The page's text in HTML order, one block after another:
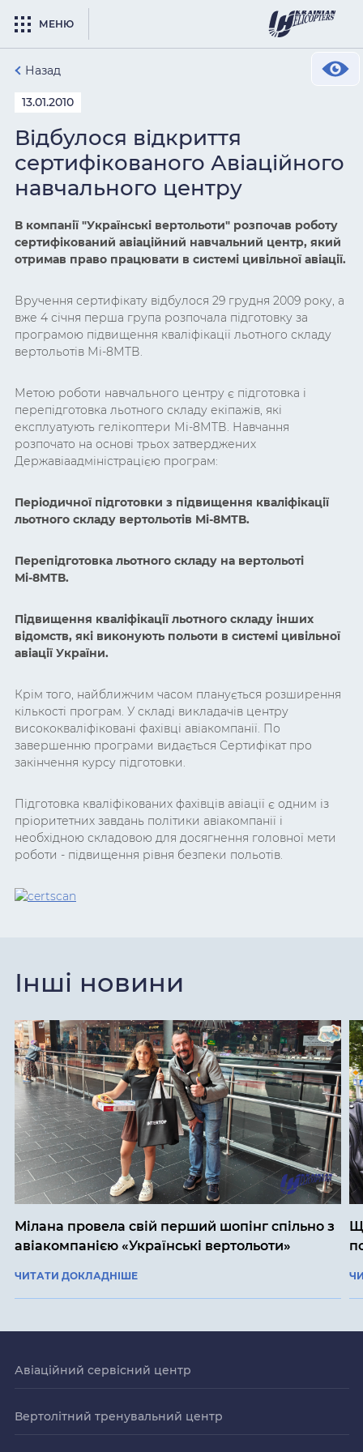
МЕНЮ
Назад
13.01.2010
Відбулося відкриття
сертифікованого Авіаційного
навчального центру
В компанії "Українські вертольоти" розпочав роботу
сертифікований авіаційний навчальний центр, який
отримав право працювати в системі цивільної авіації.
Вручення сертифікату відбулося 29 грудня 2009 року, а
вже 4 січня перша група розпочала підготовку за
програмою підвищення кваліфікації льотного складу
вертольотів Мі-8МТВ.
Метою роботи навчального центру є підготовка і
перепідготовка льотного складу екіпажів, які
експлуатують гелікоптери Мі-8МТВ. Навчання
розпочато на основі трьох затверджених
Державіаадміністрацією програм:
Періодичної підготовки з підвищення кваліфікації
льотного складу вертольотів Мі-8МТВ.
Перепідготовка льотного складу на вертольоті
Мі-8МТВ.
Підвищення кваліфікації льотного складу інших
відомств, які виконують польоти в системі цивільної
авіації України.
Крім того, найближчим часом планується розширення
кількості програм. У складі викладачів центру
висококваліфіковані фахівці авіакомпанії. По
завершенню програми видається Сертифікат про
закінчення курсу підготовки.
Підготовка кваліфікованих фахівців авіації є одним із
пріоритетних завдань політики авіакомпанії і
необхідною складовою для досягнення головної мети
роботи - підвищення рівня безпеки польотів.
Інші новини
Мілана провела свій перший шопінг спільно з
авіакомпанією «Українські вертольоти»
ЧИТАТИ ДОКЛАДНІШЕ
Авіаційний сервісний центр
Вертолітний тренувальний центр